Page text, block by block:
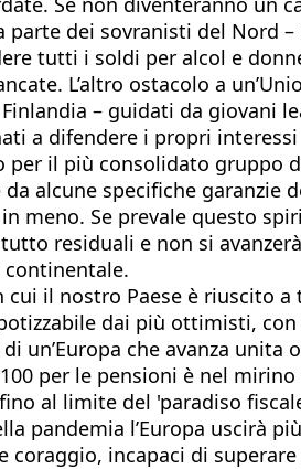
parte dei sovranisti del Nord
tutti i soldi per alcol e
L’altro ostacolo a
Finlandia – guidati da giovani
a difendere i propri
per il più consolidato gruppo
alcune specifiche garanzie
meno. Se prevale questo
residuali e non si
cui il nostro Paese è riuscito
dai più ottimisti,
un’Europa che avanza
per le pensioni è nel
al limite del 'paradiso
pandemia l’Europa uscirà
coraggio, incapaci di